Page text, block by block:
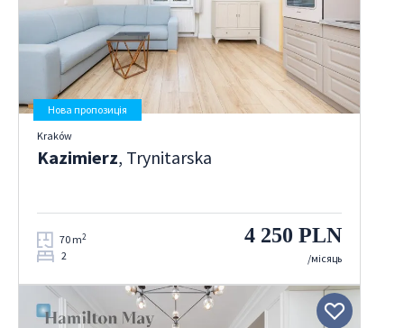
Нова пропозиція
Kraków
Kazimierz, Trynitarska
70 m2
2
4 250 PLN
/місяць